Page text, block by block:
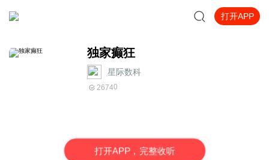
打开APP
独家癫狂
星际数科
26740
打开APP，完整收听